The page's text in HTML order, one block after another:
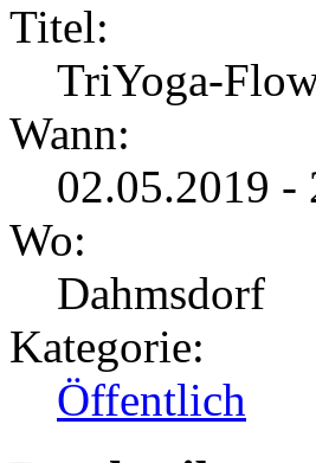
Titel:
TriYoga-
Wann:
02.05.2019 -
Wo:
Dahmsdorf
Kategorie:
Öffentlich